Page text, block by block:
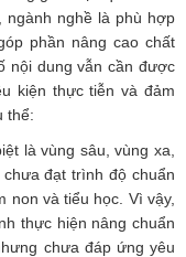
ngành nghề là phù hợp
phần nâng cao chất
nội dung vẫn cần được
kiện thực tiễn và đảm
thể:
là vùng sâu, vùng xa,
đạt trình độ chuẩn
non và tiểu học. Vì vậy,
thực hiện nâng chuẩn
chưa đáp ứng yêu